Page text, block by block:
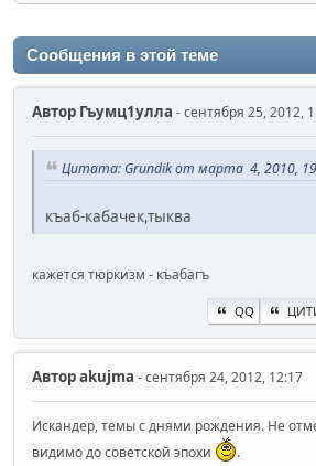
Сообщения в этой теме
Автор Гъумц1улла - сентября 25, 2012,
Цитата: Grundik от марта 4, 2010,
къаб-кабачек,тыква
кажется тюркизм - къабагъ
QQ
Авторakujma - сентября 24, 2012, 12:17
Искандер, темы с днями рождения. Не
видимо до советской эпохи
.